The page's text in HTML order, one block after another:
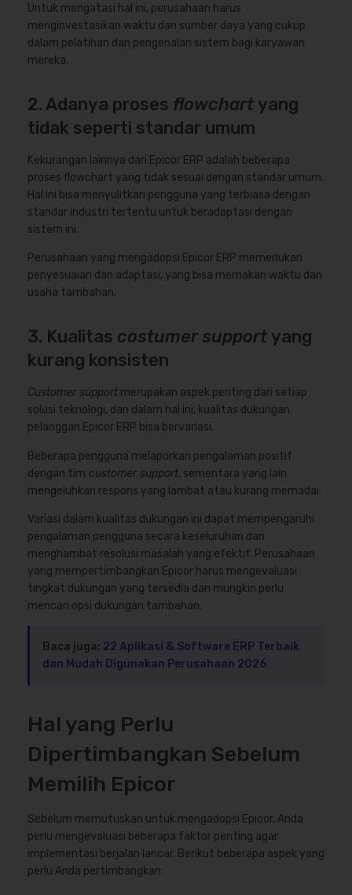
Untuk mengatasi hal ini, perusahaan harus
menginvestasikan waktu dan sumber daya yang cukup
dalam pelatihan dan pengenalan sistem bagi karyawan
mereka.
2. Adanya proses flowchart yang
tidak seperti standar umum
Kekurangan lainnya dari Epicor ERP adalah beberapa
proses flowchart yang tidak sesuai dengan standar umum.
Hal ini bisa menyulitkan pengguna yang terbiasa dengan
standar industri tertentu untuk beradaptasi dengan
sistem ini.
Perusahaan yang mengadopsi Epicor ERP memerlukan
penyesuaian dan adaptasi, yang bisa memakan waktu dan
usaha tambahan.
3. Kualitas costumer support yang
kurang konsisten
Customer support merupakan aspek penting dari setiap
solusi teknologi, dan dalam hal ini, kualitas dukungan
pelanggan Epicor ERP bisa bervariasi.
Beberapa pengguna melaporkan pengalaman positif
dengan tim customer support, sementara yang lain
mengeluhkan respons yang lambat atau kurang memadai.
Variasi dalam kualitas dukungan ini dapat mempengaruhi
pengalaman pengguna secara keseluruhan dan
menghambat resolusi masalah yang efektif. Perusahaan
yang mempertimbangkan Epicor harus mengevaluasi
tingkat dukungan yang tersedia dan mungkin perlu
mencari opsi dukungan tambahan.
Baca juga: 22 Aplikasi & Software ERP Terbaik
dan Mudah Digunakan Perusahaan 2026
Hal yang Perlu
Dipertimbangkan Sebelum
Memilih Epicor
Sebelum memutuskan untuk mengadopsi Epicor, Anda
perlu mengevaluasi beberapa faktor penting agar
implementasi berjalan lancar. Berikut beberapa aspek yang
perlu Anda pertimbangkan: